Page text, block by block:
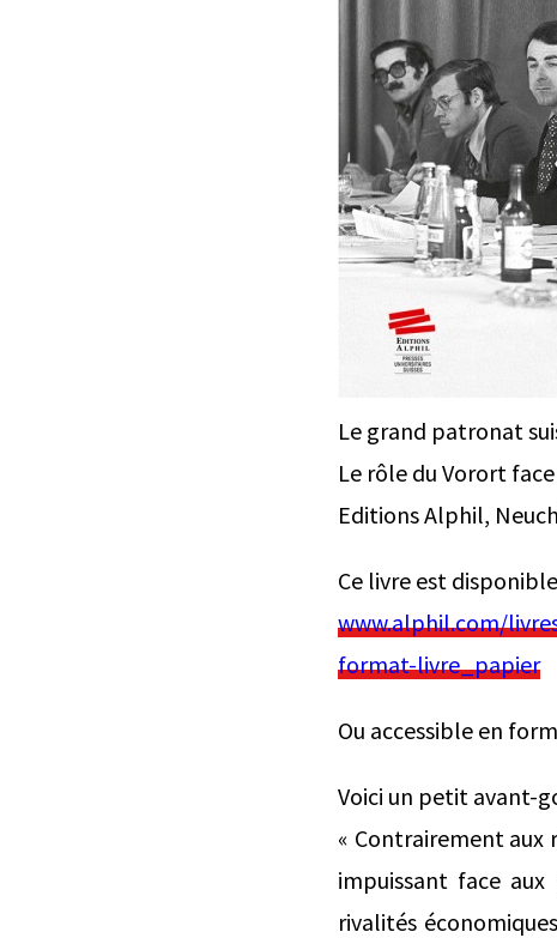
Le grand patronat
Le rôle du Vorort
Editions Alphil,
Ce livre est
www.alphil.com/
format-livre_papier
Ou accessible en
Voici un petit avant-
« Contrairement aux
impuissant face
rivalités